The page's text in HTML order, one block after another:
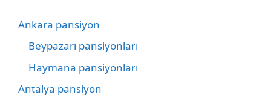
Ankara pansiyon
Beypazarı pansiyonları
Haymana pansiyonları
Antalya pansiyon